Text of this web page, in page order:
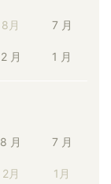
8月 7 月
2 月 1 月
8 月 7 月
2月 1月